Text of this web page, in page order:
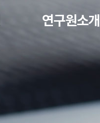
연구원소개